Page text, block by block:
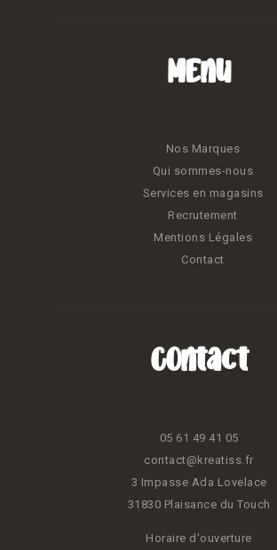
Menu
Nos Marques
Qui sommes-nous
Services en magasins
Recrutement
Mentions Légales
Contact
Contact
05 61 49 41 05
contact@kreatiss.fr
3 Impasse Ada Lovelace
31830 Plaisance du Touch
Horaire d'ouverture